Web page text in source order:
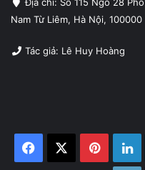
Địa chỉ: Số 115 Ngõ 28
Nam Từ Liêm, Hà Nội, 100000
Tác giả: Lê Huy Hoàng
Facebook Pinterest